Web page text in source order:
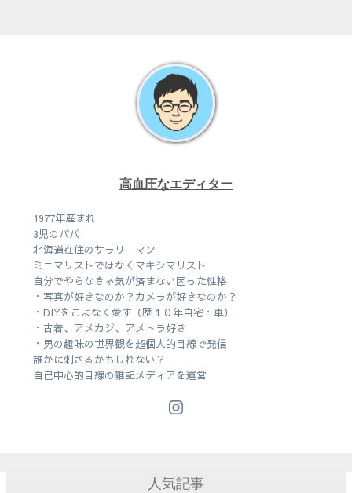
高血圧なエディター
1977年産まれ
3児のパパ
北海道在住のサラリーマン
ミニマリストではなくマキシマリスト
自分でやらなきゃ気が済まない困った性格
・写真が好きなのか？カメラが好きなのか？
・DIYをこよなく愛す（歴１０年自宅・車）
・古着、アメカジ、アメトラ好き
・男の趣味の世界観を超個人的目線で発信
誰かに刺さるかもしれない？
自己中心的目線の雑記メディアを運営
人気記事